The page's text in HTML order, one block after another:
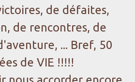
de défaites,
de rencontres, de
... Bref, 50
de VIE !!!!!